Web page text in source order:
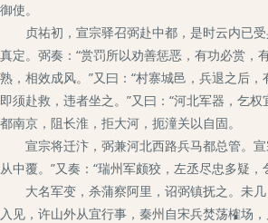
御使。
贞祐初，宣宗驿召弼赴中都，是时云内已受
真定。弼奏：“赏罚所以劝善惩恶，有功必赏
熟，相效成风。”又曰：“村寨城邑，兵退之后
即须赴救，违者坐之。”又曰：“河北军器，乞
都南京，阻长淮，拒大河，扼潼关以自固。
宣宗将迁汴，弼兼河北西路兵马都总管。宣
从中覆。”又奏：“瑞州军颇狡，左丞尽忠多疑
大名军变，杀蒲察阿里，诏弼镇抚之。未几
入见，许山外从宜行事，秦州自宋兵焚荡榷场